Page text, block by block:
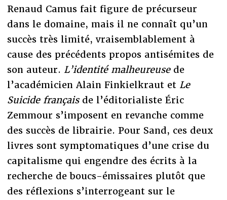
Renaud Camus fait figure de précurseur
dans le domaine, mais il ne connaît qu’un
succès très limité, vraisemblablement à
cause des précédents propos antisémites de
son auteur. L’identité malheureusede
l’académicien Alain Finkielkraut et Le
Suicide françaisde l’éditorialiste Éric
Zemmour s’imposent en revanche comme
des succès de librairie. Pour Sand, ces deux
livres sont symptomatiques d’une crise du
capitalisme qui engendre des écrits à la
recherche de boucs-émissaires plutôt que
des réflexions s’interrogeant sur le